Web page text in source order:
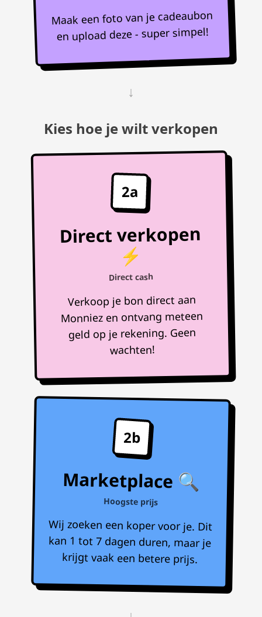
Maak een foto van je cadeaubon
en upload deze - super simpel!
↓
Kies hoe je wilt verkopen
2a
Direct verkopen
⚡
Direct cash
Verkoop je bon direct aan
Monniez en ontvang meteen
geld op je rekening. Geen
wachten!
2b
Marketplace 🔍
Hoogste prijs
Wij zoeken een koper voor je. Dit
kan 1 tot 7 dagen duren, maar je
krijgt vaak een betere prijs.